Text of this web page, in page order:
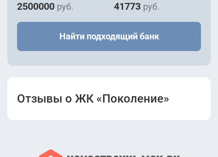
2500000 руб. 41773 руб.
Найти подходящий банк
Отзывы о ЖК «Поколение»